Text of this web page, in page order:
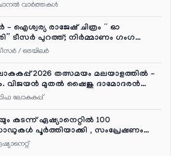
വാര്‍ത്തകള്‍
– ഐശ്വര്യ രാജേഷ് ചിത്രം ” ഓ
ടീസർ പുറത്ത്; നിർമ്മാണം ഗംഗ
/ ട്രെയിലര്‍
2026 തത്സമയം മലയാളത്തിൽ –
വിജയൻ മുതൽ ഷൈജു ദാമോദരൻ
സംഘത്തിൽ
ലോകകപ്പ്
കടന്ന് ഏഷ്യാനെറ്റിൽ 100
പൂർത്തിയാക്കി , സംപ്രേഷണം
വെള്ളി വരെ രാത്രി 9:30 ന്